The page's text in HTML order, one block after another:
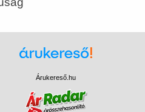
Árukereső.hu